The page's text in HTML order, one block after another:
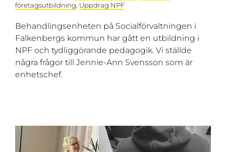
företagsutbildning Uppdrag NPF
Behandlingsenheten på Socialförvaltningen i
Falkenbergs kommun har gått en utbildning i
NPF och tydliggörande pedagogik. Vi ställde
några frågor till Jennie-Ann Svensson som är
enhetschef.